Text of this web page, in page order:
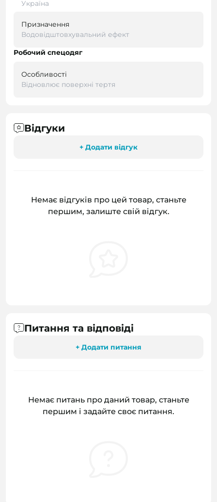
Україна
Призначення
Водовідштовхувальний ефект
Робочий спецодяг
Особливості
Відновлює поверхні тертя
Відгуки
+ Додати відгук
Немає відгуків про цей товар, станьте
першим, залиште свій відгук.
Питання та відповіді
+ Додати питання
Немає питань про даний товар, станьте
першим і задайте своє питання.